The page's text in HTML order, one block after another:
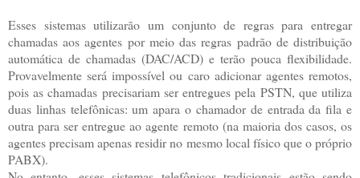
Esses sistemas utilizarão um conjunto de regras para entregar
chamadas aos agentes por meio das regras padrão de distribuição
automática de chamadas (DAC/ACD) e terão pouca flexibilidade.
Provavelmente será impossível ou caro adicionar agentes remotos,
pois as chamadas precisariam ser entregues pela PSTN, que utiliza
duas linhas telefônicas: um apara o chamador de entrada da fila e
outra para ser entregue ao agente remoto (na maioria dos casos, os
agentes precisam apenas residir no mesmo local físico que o próprio
PABX).